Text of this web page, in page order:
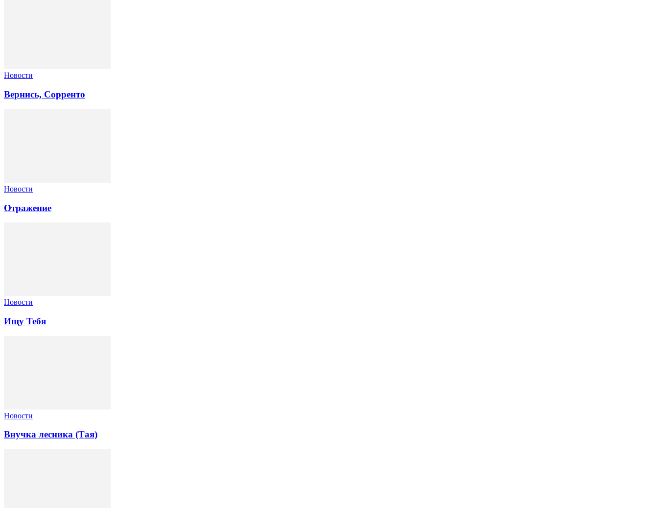
Новости
Вернись, Сорренто
Новости
Отражение
Новости
Ищу Тебя
Новости
Внучка лесника (Тая)